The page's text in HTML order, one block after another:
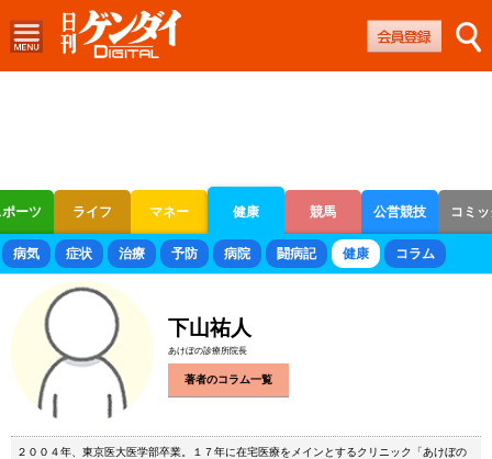
ーツ ライフ マネー 健康 競馬 公営競技 コミ
ボートレース 競輪 オートレース
病気 症状 治療 予防 病院 闘病記 健康 コラム
下山祐人
あけぼの診療所院長
著者のコラム一覧
２００４年、東京医大医学部卒業。１７年に在宅医療をメインとするクリニック「あけぼの